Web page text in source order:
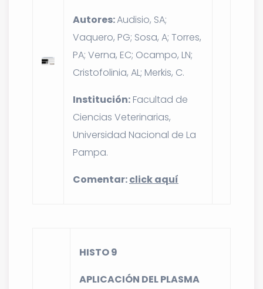
Autores:Audisio, SA;
Vaquero, PG; Sosa, A; Torres,
PA; Verna, EC; Ocampo, LN;
Cristofolinia, AL; Merkis, C.
Institución: Facultad de
Ciencias Veterinarias,
Universidad Nacional de La
Pampa.
Comentar:click aquí
HISTO 9
APLICACIÓN DEL PLASMA